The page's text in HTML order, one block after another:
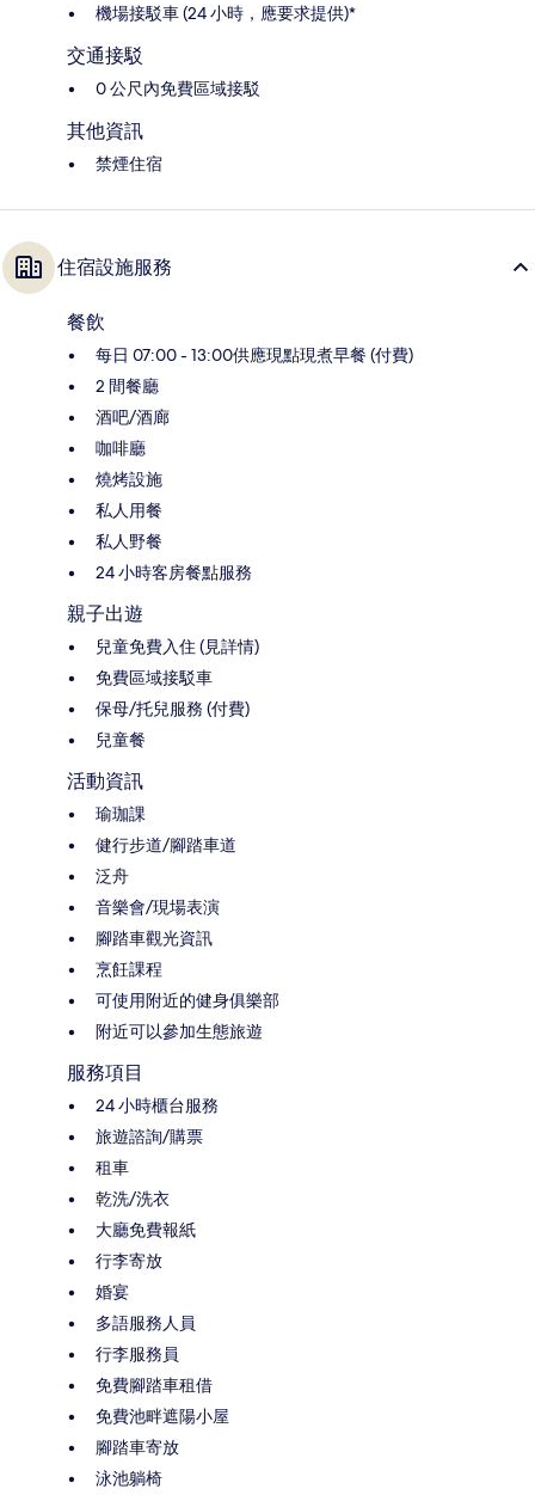
機場接駁車 (24 小時，應要求提供)*
交通接駁
0 公尺內免費區域接駁
其他資訊
禁煙住宿
住宿設施服務
餐飲
每日 07:00 - 13:00供應現點現煮早餐 (付費)
2 間餐廳
酒吧/酒廊
咖啡廳
燒烤設施
私人用餐
私人野餐
24 小時客房餐點服務
親子出遊
兒童免費入住 (見詳情)
免費區域接駁車
保母/托兒服務 (付費)
兒童餐
活動資訊
瑜珈課
健行步道/腳踏車道
泛舟
音樂會/現場表演
腳踏車觀光資訊
烹飪課程
可使用附近的健身俱樂部
附近可以參加生態旅遊
服務項目
24 小時櫃台服務
旅遊諮詢/購票
租車
乾洗/洗衣
大廳免費報紙
行李寄放
婚宴
多語服務人員
行李服務員
免費腳踏車租借
免費池畔遮陽小屋
腳踏車寄放
泳池躺椅